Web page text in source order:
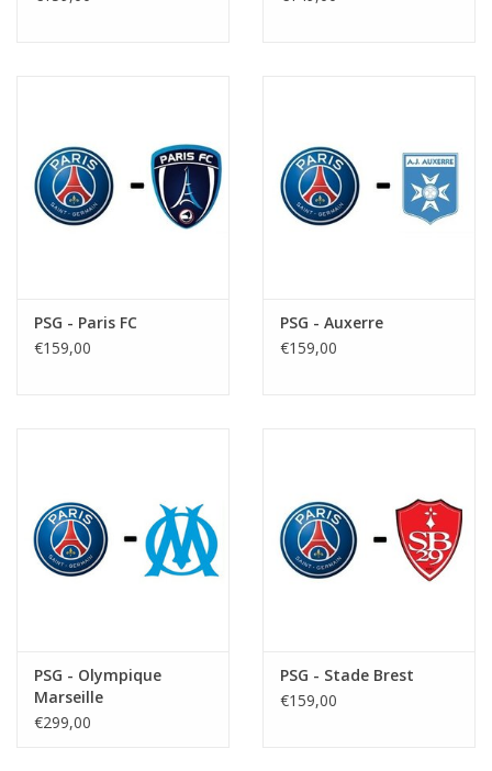
PSG - Paris FC
€159,00
PSG - Auxerre
€159,00
PSG - Olympique
Marseille
€299,00
PSG - Stade Brest
€159,00